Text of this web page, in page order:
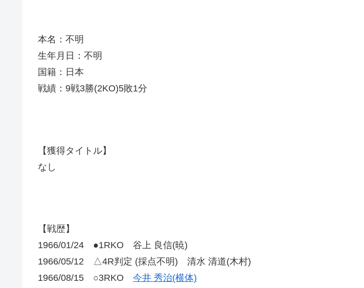
本名：不明
生年月日：不明
国籍：日本
戦績：9戦3勝(2KO)5敗1分
【獲得タイトル】
なし
【戦歴】
1966/01/24 ●1RKO 谷上 良信(暁)
1966/05/12 △4R判定 (採点不明) 清水 清道(木村)
1966/08/15 ○3RKO 今井 秀治(横体)